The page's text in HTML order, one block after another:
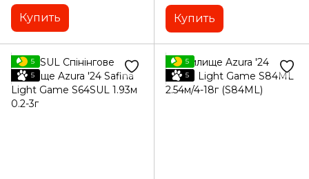
Купить Купить
5
5
5
5